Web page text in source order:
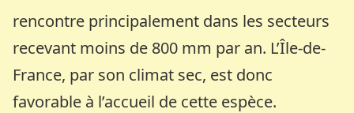
rencontre principalement dans les secteurs
recevant moins de 800 mm par an. L’Île-de-
France, par son climat sec, est donc
favorable à l’accueil de cette espèce.